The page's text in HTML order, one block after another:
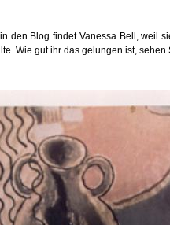
den Blog findet Vanessa Bell, weil
Wie gut ihr das gelungen ist,